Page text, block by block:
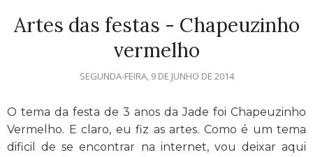
Artes das festas - Chapeuzinho
vermelho
SEGUNDA-FEIRA, 9 DE JUNHO DE 2014
O tema da festa de 3 anos da Jade foi Chapeuzinho
Vermelho. E claro, eu fiz as artes. Como é um tema
dificil de se encontrar na internet, vou deixar aqui